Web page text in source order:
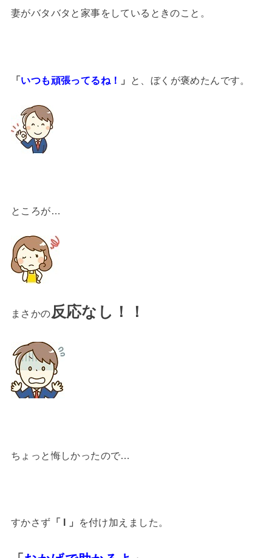
妻がバタバタと家事をしているときのこと。
「いつも頑張ってるね！ 」 と、ぼくが褒めたんです。
ところが…
まさかの反応なし！！
ちょっと悔しかったので…
すかさず 「 I 」 を付け加えました。